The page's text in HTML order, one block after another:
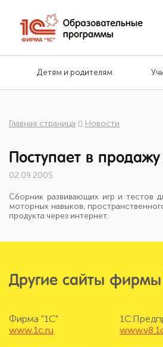
Детям и родителям
Главная страница Новости
Поступает в
02.09.2005
Сборник развивающих игр и тестов
моторных навыков,
продукта через интернет.
Другие сайты фирмы
Фирма "1С"
www.1c.ru